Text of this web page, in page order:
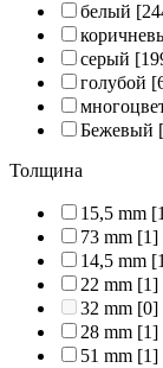
белый
серый
голубой
Бежевый
Толщина
15,5 mm
73 mm [1]
14,5 mm
22 mm [1]
32 mm [0]
28 mm [1]
51 mm [1]